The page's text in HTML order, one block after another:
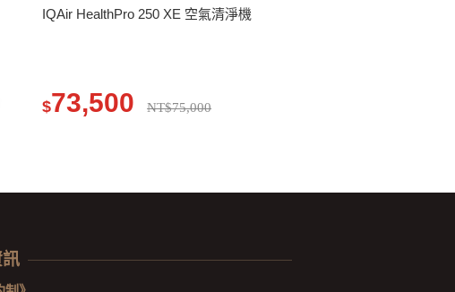
IQAir HealthPro 250 XE 空氣清淨機
$73,500 NT$75,000